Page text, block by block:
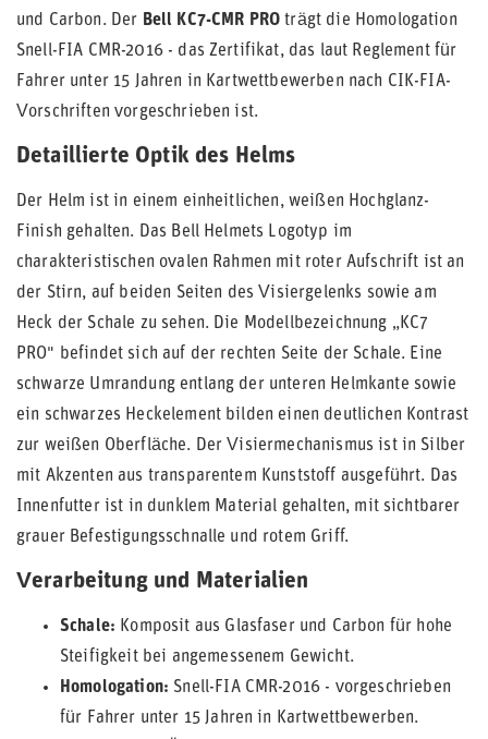
und Carbon. Der Bell KC7-CMR PRO trägt die Homologation
Snell-FIA CMR-2016 - das Zertifikat, das laut Reglement für
Fahrer unter 15 Jahren in Kartwettbewerben nach CIK-FIA-
Vorschriften vorgeschrieben ist.
Detaillierte Optik des Helms
Der Helm ist in einem einheitlichen, weißen Hochglanz-
Finish gehalten. Das Bell Helmets Logotyp im
charakteristischen ovalen Rahmen mit roter Aufschrift ist an
der Stirn, auf beiden Seiten des Visiergelenks sowie am
Heck der Schale zu sehen. Die Modellbezeichnung „KC7
PRO" befindet sich auf der rechten Seite der Schale. Eine
schwarze Umrandung entlang der unteren Helmkante sowie
ein schwarzes Heckelement bilden einen deutlichen Kontrast
zur weißen Oberfläche. Der Visiermechanismus ist in Silber
mit Akzenten aus transparentem Kunststoff ausgeführt. Das
Innenfutter ist in dunklem Material gehalten, mit sichtbarer
grauer Befestigungsschnalle und rotem Griff.
Verarbeitung und Materialien
Schale: Komposit aus Glasfaser und Carbon für hohe
Steifigkeit bei angemessenem Gewicht.
Homologation: Snell-FIA CMR-2016 - vorgeschrieben
für Fahrer unter 15 Jahren in Kartwettbewerben.